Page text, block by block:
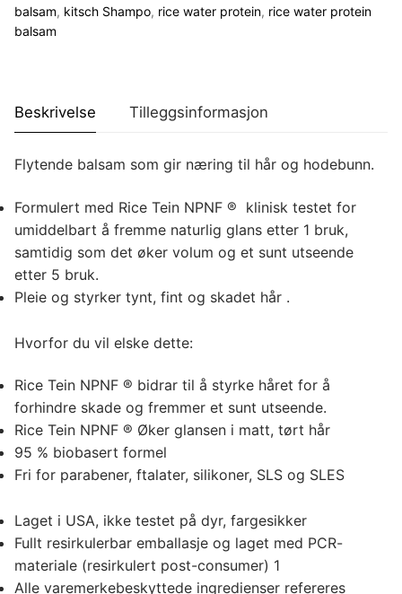
balsam, kitsch Shampo, rice water protein, rice water protein
balsam
Beskrivelse Tilleggsinformasjon
Flytende balsam som gir næring til hår og hodebunn.
Formulert med Rice Tein NPNF ® ️ klinisk testet for
umiddelbart å fremme naturlig glans etter 1 bruk,
samtidig som det øker volum og et sunt utseende
etter 5 bruk.
Pleie og styrker tynt, fint og skadet hår .
Hvorfor du vil elske dette:
Rice Tein NPNF ® bidrar til å styrke håret for å
forhindre skade og fremmer et sunt utseende.
Rice Tein NPNF ® Øker glansen i matt, tørt hår
95 % biobasert formel
Fri for parabener, ftalater, silikoner, SLS og SLES
Laget i USA, ikke testet på dyr, fargesikker
Fullt resirkulerbar emballasje og laget med PCR-
materiale (resirkulert post-consumer) 1
Alle varemerkebeskyttede ingredienser refereres